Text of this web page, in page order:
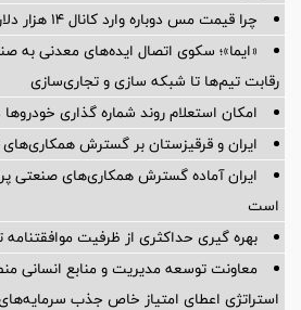
چرا قیمت مس دوباره وارد کانال ۱۴ هزار دلار شد
«ایما»؛ سکوی اتصال ایده‌های معدنی به
رقابت تیم‌ها تا شبکه سازی و تجاری‌سازی
امکان استعلام روند شماره گذاری
ایران و قرقیزستان بر گسترش
ایران آماده گسترش همکاری‌های صنعتی
است
بهره گیری حداکثری از ظرفیت موافقتنامه
معاونت توسعه مدیریت و منابع انسانی
استراتژی اعطای امتیاز خاص جذب